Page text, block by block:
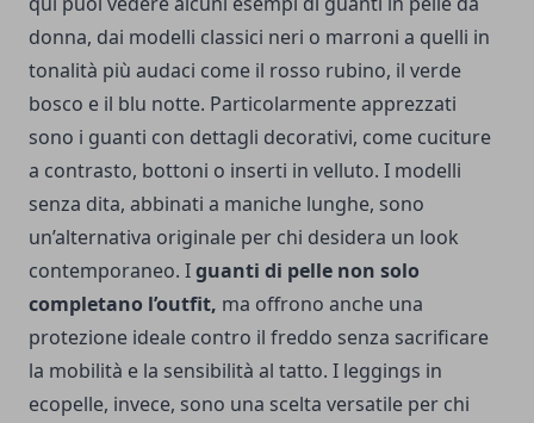
donna, dai modelli classici neri o marroni a quelli in
tonalità più audaci come il rosso rubino, il verde
bosco e il blu notte. Particolarmente apprezzati
sono i guanti con dettagli decorativi, come cuciture
a contrasto, bottoni o inserti in velluto. I modelli
senza dita, abbinati a maniche lunghe, sono
un’alternativa originale per chi desidera un look
contemporaneo. Iguanti di pelle non solo
completano l’outfit, ma offrono anche una
protezione ideale contro il freddo senza sacrificare
la mobilità e la sensibilità al tatto. I leggings in
ecopelle, invece, sono una scelta versatile per chi